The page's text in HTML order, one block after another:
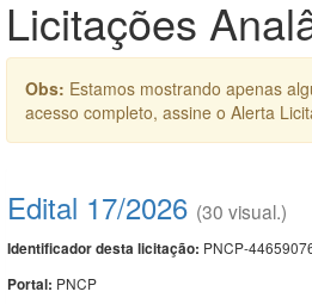
Licitações
Obs: Estamos mostrando apenas
acesso completo, assine o Alerta
Edital 17/2026 (30 visual.)
Identificador desta licitação: PNCP-
Portal: PNCP